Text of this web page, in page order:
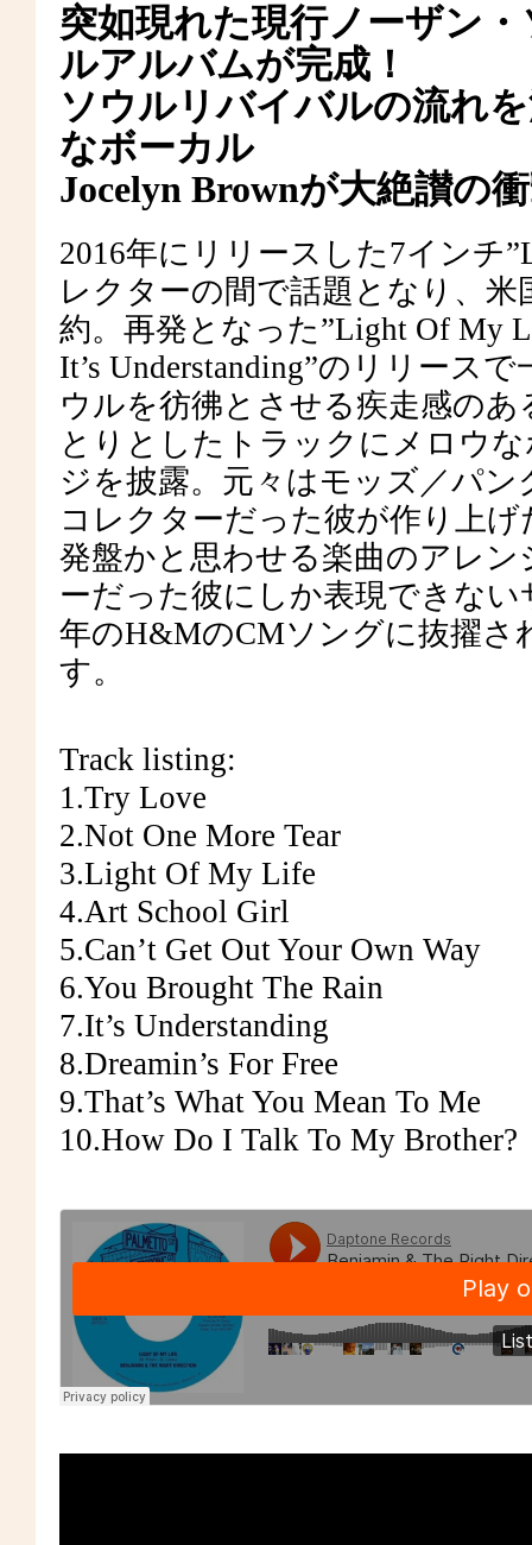
突如現れた現行ノーザン
ルアルバムが完成！
ソウルリバイバルの流れ
なボーカル
Jocelyn Brownが大絶讃の
2016年にリリースした7インチ
レクターの間で話題となり、米
約。再発となった”Light Of My
It’s Understanding”のリリース
ウルを彷彿とさせる疾走感の
とりとしたトラックにメロウ
ジを披露。元々はモッズ／パ
コレクターだった彼が作り上
発盤かと思わせる楽曲のアレ
ーだった彼にしか表現できない
年のH&MのCMソングに抜擢さ
す。
Track listing:
1.Try Love
2.Not One More Tear
3.Light Of My Life
4.Art School Girl
5.Can’t Get Out Your Own Way
6.You Brought The Rain
7.It’s Understanding
8.Dreamin’s For Free
9.That’s What You Mean To Me
10.How Do I Talk To My Brother?